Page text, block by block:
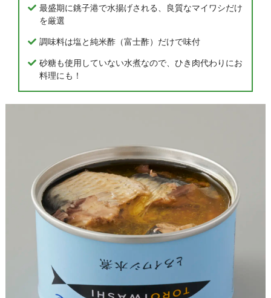
最盛期に銚子港で水揚げされる、良質なマイワシだけ
を厳選
調味料は塩と純米酢（富士酢）だけで味付
砂糖も使用していない水煮なので、ひき肉代わりにお
料理にも！